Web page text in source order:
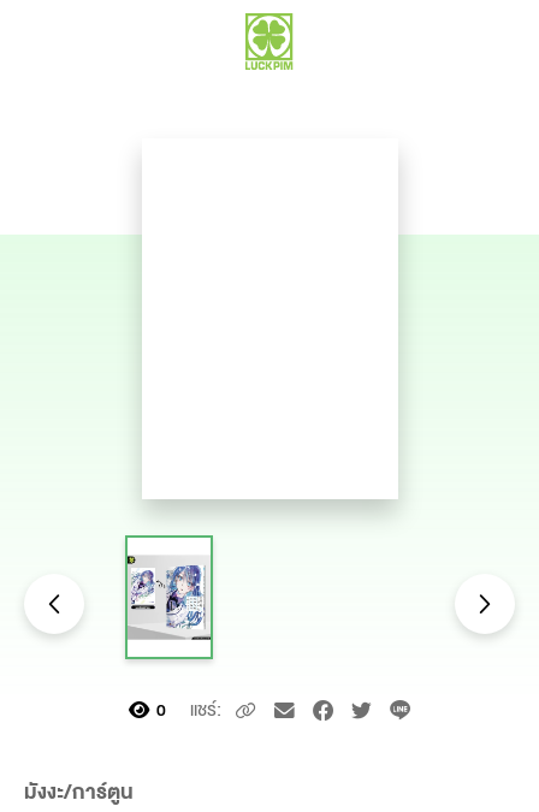
0 แชร์:
มังงะ/การ์ตูน